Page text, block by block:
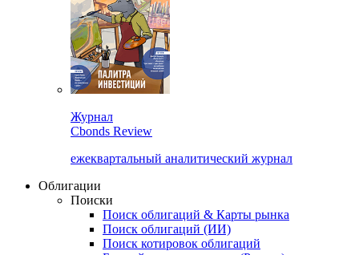
Журнал
Cbonds Review
ежеквартальный аналитический журнал
Облигации
Поиски
Поиск облигаций & Карты рынка
Поиск облигаций (ИИ)
Поиск котировок облигаций